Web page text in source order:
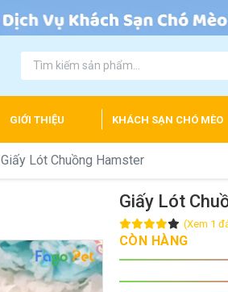
GIỚI THIỆU KHÁCH SẠN CHÓ MÈO
Giấy Lót Chuồng Hamster
Giấy Lót
(Xem 1
CÒN HÀNG